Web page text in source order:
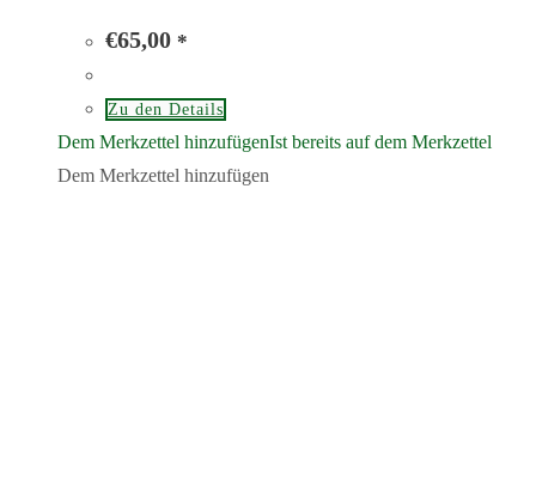
€65,00 *
Zu den Details
Dem Merkzettel hinzufügenIst bereits auf dem Merkzettel
Dem Merkzettel hinzufügen